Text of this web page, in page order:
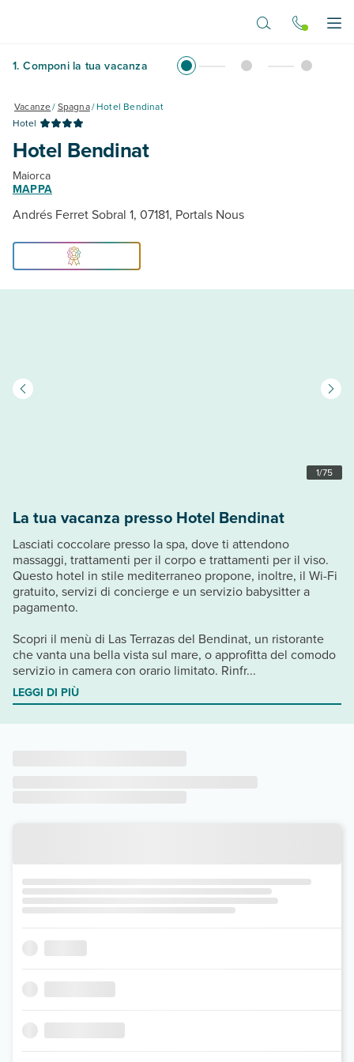
1. Componi la tua vacanza
Vacanze/Spagna/Hotel Bendinat
Hotel
Hotel Bendinat
Maiorca
MAPPA
Andrés Ferret Sobral 1, 07181, Portals Nous
1/75
La tua vacanza presso Hotel Bendinat
Lasciati coccolare presso la spa, dove ti attendono
massaggi, trattamenti per il corpo e trattamenti per il viso.
Questo hotel in stile mediterraneo propone, inoltre, il Wi-Fi
gratuito, servizi di concierge e un servizio babysitter a
pagamento.
Scopri il menù di Las Terrazas del Bendinat, un ristorante
che vanta una bella vista sul mare, o approfitta del comodo
servizio in camera con orario limitato. Rinfr...
LEGGI DI PIÙ